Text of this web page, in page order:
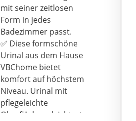
mit seiner zeitlosen
Form in jedes
Badezimmer passt.
✅ Diese formschöne
Urinal aus dem Hause
VBChome bietet
komfort auf höchstem
Niveau. Urinal mit
pflegeleichte
Oberfläche erleichtert